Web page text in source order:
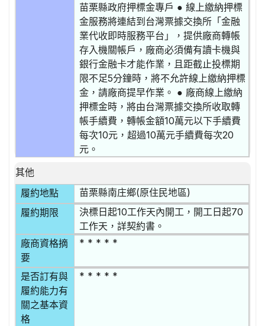
苗栗縣政府押標金專戶 ● 線上繳納押標
金服務將連結到台灣票據交換所「金融
業代收即時服務平台」，提供廠商轉帳
存入機關帳戶，廠商必須備有讀卡機與
銀行金融卡才能作業，且距截止投標期
限不足5分鐘時，將不允許線上繳納押標
金，請廠商提早作業。 ● 廠商線上繳納
押標金時，將由台灣票據交換所收取轉
帳手續費，轉帳金額10萬元以下手續費
每次10元，超過10萬元手續費每次20
元。
其他
履約地點
苗栗縣南庄鄉(原住民地區)
履約期限
決標日起10工作天內開工，開工日起70
工作天，詳契約書。
廠商資格摘
要
* * * * *
是否訂有與
履約能力有
關之基本資
格
* * * * *